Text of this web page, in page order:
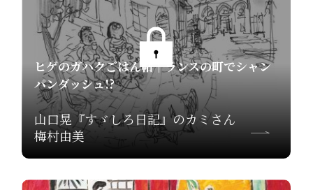
ヒゲのガハクごはん帖｜ランスの町でシャン
パンダッシュ!?
山口晃『すゞしろ日記』のカミさん
梅村由美